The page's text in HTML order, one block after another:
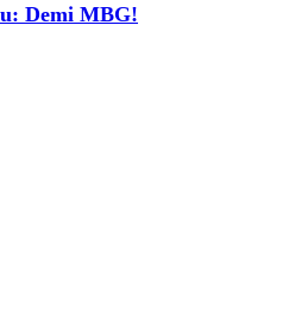
Demi MBG!